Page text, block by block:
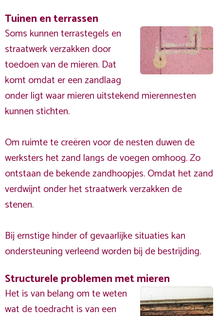
Tuinen en terrassen
Soms kunnen terrastegels en
straatwerk verzakken door
toedoen van de mieren. Dat
komt omdat er een zandlaag
onder ligt waar mieren uitstekend mierennesten
kunnen stichten.
Om ruimte te creëren voor de nesten duwen de
werksters het zand langs de voegen omhoog. Zo
ontstaan de bekende zandhoopjes. Omdat het zand
verdwijnt onder het straatwerk verzakken de
stenen.
Bij ernstige hinder of gevaarlijke situaties kan
ondersteuning verleend worden bij de bestrijding.
Structurele problemen met mieren
Het is van belang om te weten
wat de toedracht is van een